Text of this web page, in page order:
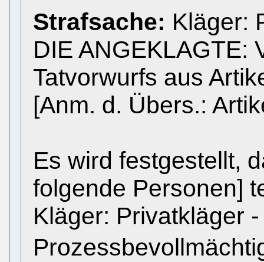
Strafsache: Kläger:
DIE ANGEKLAGTE:
Tatvorwurfs aus
[Anm. d. Übers.:
Es wird festgestellt,
folgende Personen]
Kläger: Privatkläger